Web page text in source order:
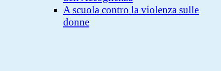
A scuola contro la violenza sulle
donne